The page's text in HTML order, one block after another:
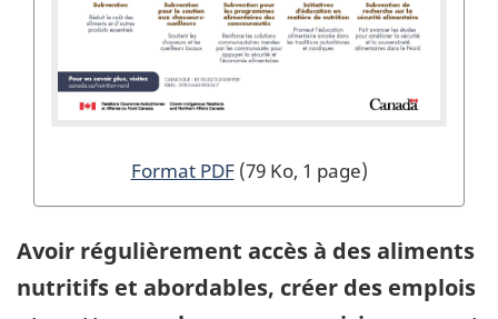
Format PDF (79 Ko, 1 page)
Avoir régulièrement accès à des aliments
nutritifs et abordables, créer des emplois